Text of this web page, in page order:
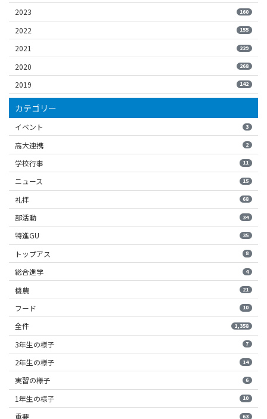
2023 160
2022 155
2021 229
2020 268
2019 142
カテゴリー
イベント 3
高大連携 2
学校行事 11
ニュース 15
礼拝 68
部活動 34
特進GU 35
トップアス 8
総合進学 4
機農 21
フード 10
全件 1,358
3年生の様子 7
2年生の様子 14
実習の様子 6
1年生の様子 10
重要 63